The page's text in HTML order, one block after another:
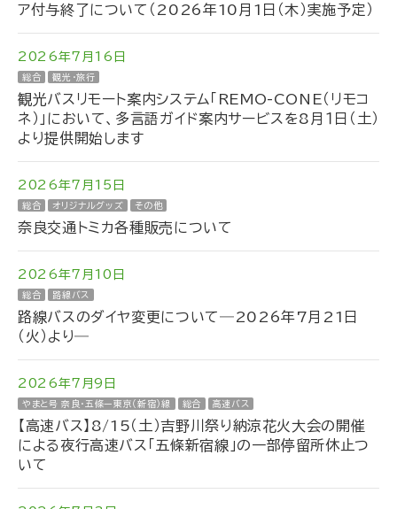
ア付与終了について（2026年10月1日（木）実施予定）
2026年7月16日
総合 観光・旅行
観光バスリモート案内システム「REMO-CONE（リモコ
ネ）」において、多言語ガイド案内サービスを8月１日（土）
より提供開始します
2026年7月15日
総合 オリジナルグッズ その他
奈良交通トミカ各種販売について
2026年7月10日
総合 路線バス
路線バスのダイヤ変更について―2026年7月21日
（火）より―
2026年7月9日
やまと号 奈良・五條ー東京（新宿）線 総合 高速バス
【高速バス】8/15（土）吉野川祭り納涼花火大会の開催
による夜行高速バス「五條新宿線」の一部停留所休止つ
いて